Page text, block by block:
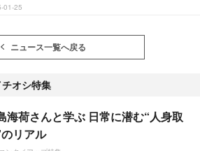
01-25
ニュース一覧へ戻る
オシ特集
海荷さんと学ぶ 日常に潜む“人身取
リアル